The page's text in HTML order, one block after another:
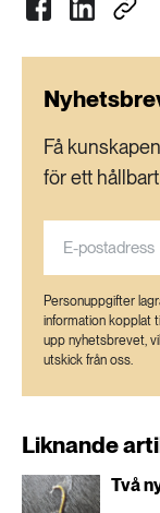
Få
för ett
Personuppgifter
information kopplat
upp nyhetsbrevet,
utskick från oss.
Liknande
Två